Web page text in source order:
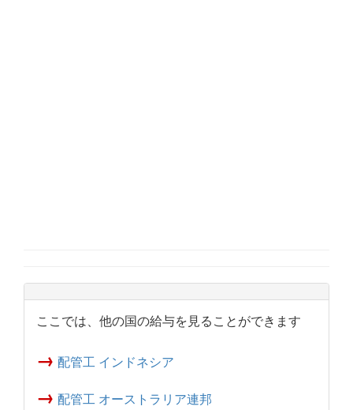
ここでは、他の国の給与を見ることができます
→ 配管工 インドネシア
→ 配管工 オーストラリア連邦